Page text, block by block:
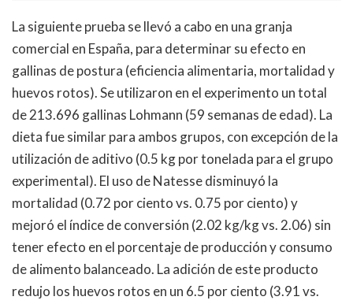
La siguiente prueba se llevó a cabo en una granja
comercial en España, para determinar su efecto en
gallinas de postura (eficiencia alimentaria, mortalidad y
huevos rotos). Se utilizaron en el experimento un total
de 213.696 gallinas Lohmann (59 semanas de edad). La
dieta fue similar para ambos grupos, con excepción de la
utilización de aditivo (0.5 kg por tonelada para el grupo
experimental). El uso de Natesse disminuyó la
mortalidad (0.72 por ciento vs. 0.75 por ciento) y
mejoró el índice de conversión (2.02 kg/kg vs. 2.06) sin
tener efecto en el porcentaje de producción y consumo
de alimento balanceado. La adición de este producto
redujo los huevos rotos en un 6.5 por ciento (3.91 vs.